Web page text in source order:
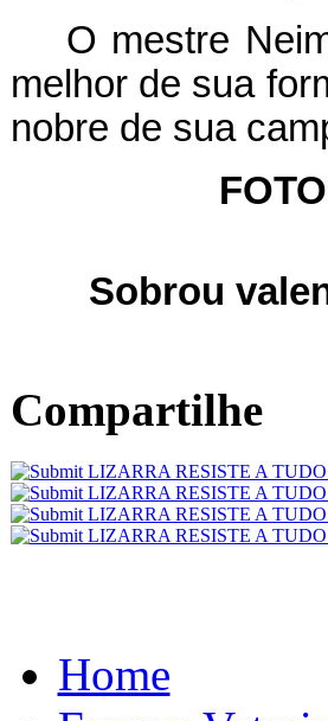
O mestre
melhor de sua
nobre de sua
Sobrou
Compartilhe
Home